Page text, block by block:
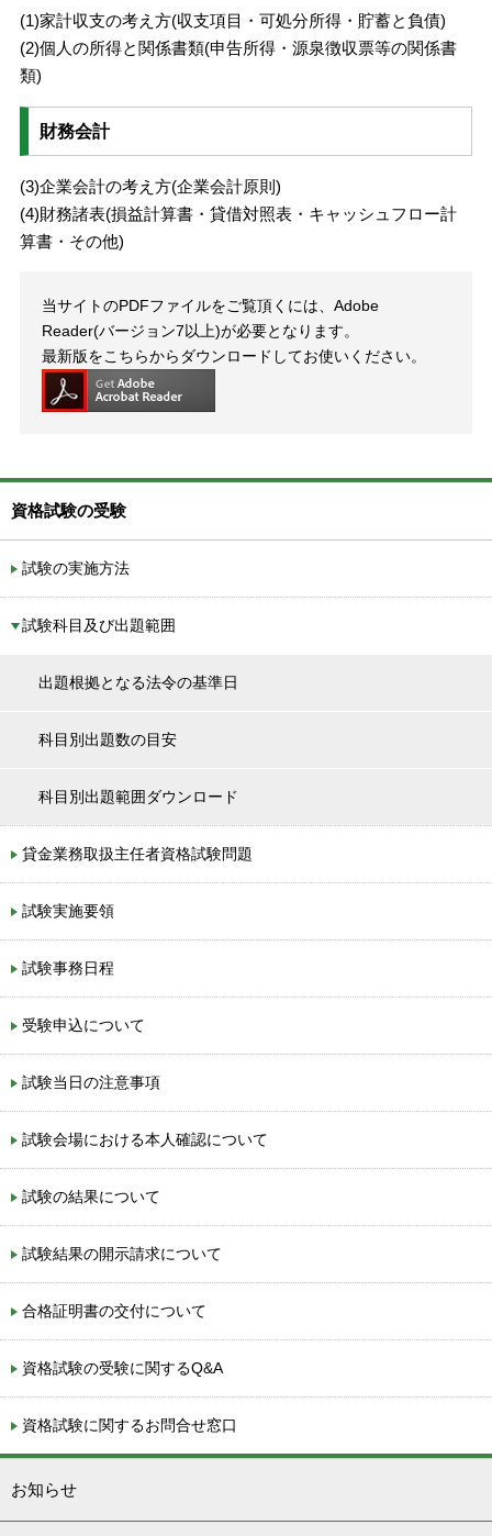
(1)家計収支の考え方(収支項目・可処分所得・貯蓄と負債)
(2)個人の所得と関係書類(申告所得・源泉徴収票等の関係書
類)
財務会計
(3)企業会計の考え方(企業会計原則)
(4)財務諸表(損益計算書・貸借対照表・キャッシュフロー計
算書・その他)
当サイトのPDFファイルをご覧頂くには、Adobe
Reader(バージョン7以上)が必要となります。
最新版をこちらからダウンロードしてお使いください。
資格試験の受験
試験の実施方法
試験科目及び出題範囲
出題根拠となる法令の基準日
科目別出題数の目安
科目別出題範囲ダウンロード
貸金業務取扱主任者資格試験問題
試験実施要領
試験事務日程
受験申込について
試験当日の注意事項
試験会場における本人確認について
試験の結果について
試験結果の開示請求について
合格証明書の交付について
資格試験の受験に関するQ&A
資格試験に関するお問合せ窓口
お知らせ